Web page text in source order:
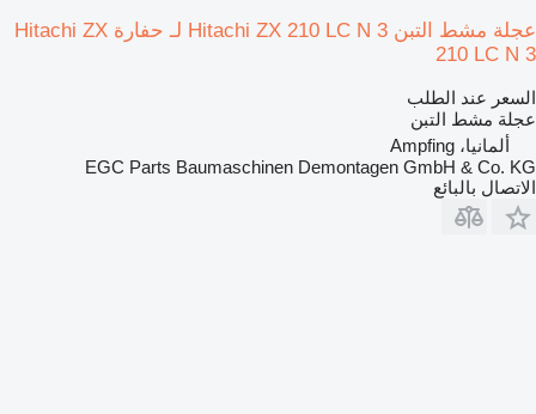
عجلة مشط التبن Hitachi ZX 210 LC N 3 لـ حفارة Hitachi ZX
210 LC N 3
السعر عند الطلب
عجلة مشط التبن
ألمانيا، Ampfing
EGC Parts Baumaschinen Demontagen GmbH & Co. KG
الاتصال بالبائع